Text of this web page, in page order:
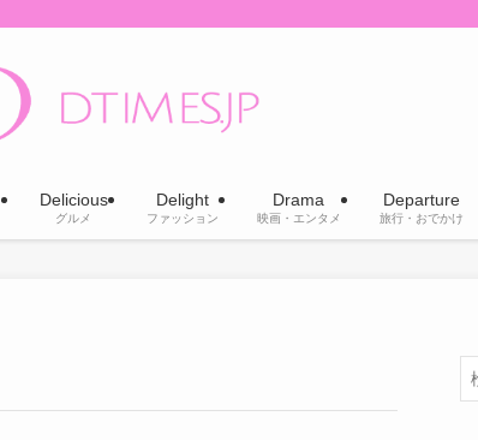
Delicious
グルメ
Delight
ファッション
Drama
映画・エンタメ
Departure
旅行・おでかけ